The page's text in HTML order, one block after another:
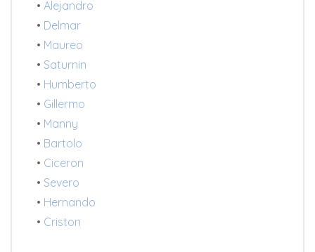
• Alejandro
• Delmar
• Maureo
• Saturnin
• Humberto
• Gillermo
• Manny
• Bartolo
• Ciceron
• Severo
• Hernando
• Criston